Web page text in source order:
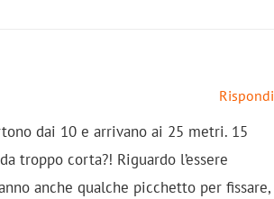
Rispondi
dai 10 e arrivano ai 25 metri. 15
troppo corta?! Riguardo l’essere
anche qualche picchetto per fissare,